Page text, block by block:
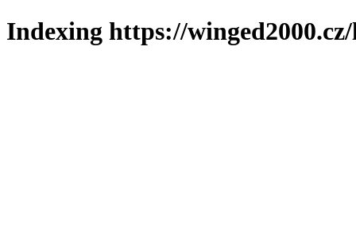
Indexing https://